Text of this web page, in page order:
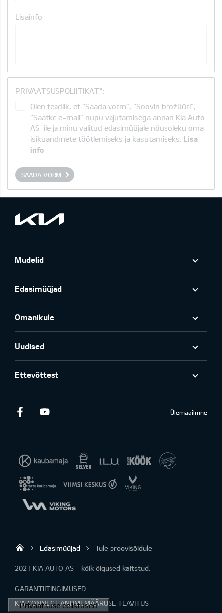
Lisainfo
PRIVAATSUSPOLIITIKAT*:
Olen teadlik, et “Saada vorm”, “Soovin brožüüri”,
“Saatke e-mail” nupu vajutamisega annan Kia Auto
AS-ile ja minu valitud edasimüüjale nõusoleku oma
isikuandmete töötlemiseks ja kasutamiseks. Lisa
info
SAADA VORM
Mudelid
Edasimüüjad
Omanikule
Uudised
Ettevõttest
Facebook Ülemaailmne
KIA AUTO AS
Edasimüüjad Tule proovisõidule
2021 KIA AUTO AS - kõik õigused kaitstud.
GARANTIITINGIMUSED
KIA CONNECT ANDMEMÄÄRUSE TEAVITUS